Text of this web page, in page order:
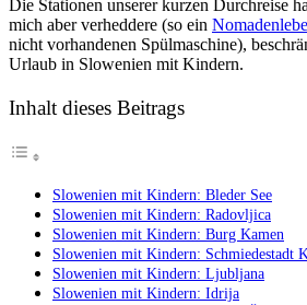
Die Stationen unserer kurzen Durchreise
mich aber verheddere (so ein
nicht vorhandenen Spülmaschine),
Urlaub in Slowenien mit Kindern.
Inhalt dieses Beitrags
Slowenien mit Kindern: Bleder See
Slowenien mit Kindern: Radovljica
Slowenien mit Kindern: Burg Kamen
Slowenien mit Kindern: Schmiedestadt
Slowenien mit Kindern: Ljubljana
Slowenien mit Kindern: Idrija